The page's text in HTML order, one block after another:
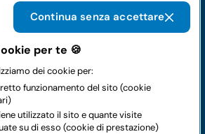
per te 🍪
dei cookie per:
funzionamento del sito (cookie
utilizzato il sito e quante visite
su di esso (cookie di prestazione)
Continua senza accettare